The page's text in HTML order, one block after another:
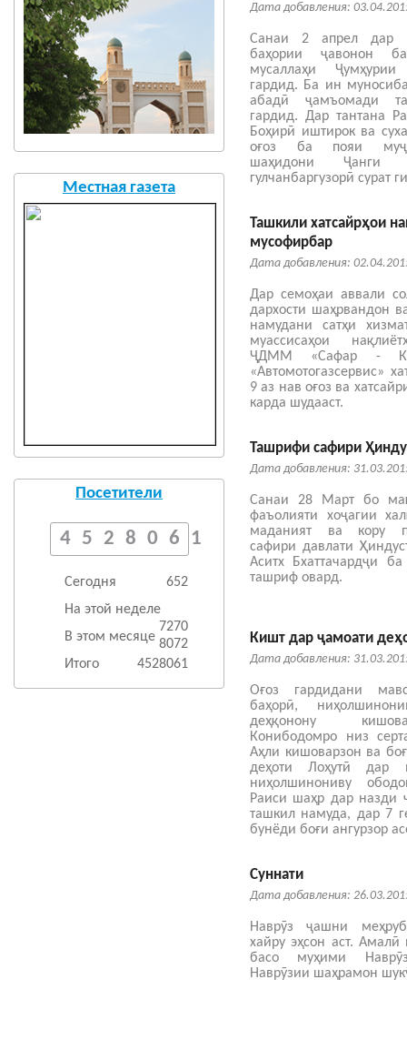
Местная газета
Посетители
4528061
Сегодня
652
На этой неделе
7270
В этом месяце 8072
Итого
4528061
Дата добавления:
Санаи 2 апрел дар
баҳории ҷавонон
мусаллаҳи
гардид. Ба ин
абадӣ ҷамъомади
гардид. Дар тантана
Боҳирӣ иштирок ва
оғоз ба пояи
шаҳидони Ҷанги
гулчанбаргузорӣ сурат
Ташкили хатсайрҳои
мусофирбар
Дата добавления:
Дар семоҳаи аввали
дархости шаҳрвандон
намудани сатҳи
муассисаҳои
ҶДММ «Сафар -
«Автомотогазсервис»
9 аз нав оғоз ва
карда шудааст.
Ташрифи сафири
Дата добавления:
Санаи 28 Март бо
фаъолияти хоҷагии
маданият ва кору
сафири давлати
Аситх Бхаттачардҷи
ташриф овард.
Кишт дар ҷамоати
Дата добавления:
Оғоз гардидани
баҳорӣ,
деҳқонону
Конибодомро низ
Аҳли кишоварзон ва
деҳоти Лоҳутӣ дар
ниҳолшинониву
Раиси шаҳр дар назди
ташкил намуда, дар 7
бунёди боғи ангурзор
Суннати
Дата добавления:
Наврӯз ҷашни
хайру эҳсон аст.
басо муҳими
Наврӯзии шаҳрамон